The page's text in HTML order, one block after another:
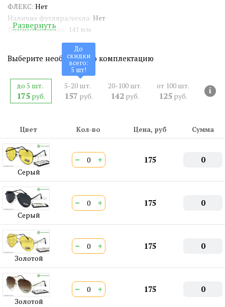
ФЛЕКС: Нет
Наличие футляра/чехла: Нет
Длина заушника:
141 мм
Ширина окуляра:54 мм
143 мм
Ширина переносицы:20 мм
Страна происхождения:Китай
Артикул:SG-MP230109
СЕРТИФИКАТ:
РОСС CN.АМ05.Н15839
Развернуть
Выберите необходимую комплектацию
до 5 шт.
175 руб.
5-20 шт.
157 руб.
До
скидки
всего:
5 шт!
20-100 шт.
142 руб.
от 100 шт.
125 руб.
i
Цвет Кол-во Цена, руб Сумма
Серый
− + 175 0
Серый
− + 175 0
Золотой
− + 175 0
Золотой
− + 175 0